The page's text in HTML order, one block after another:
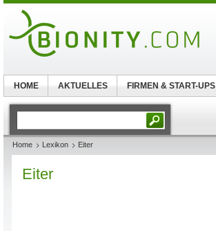
Home Lexikon Eiter
Eiter
HOME AKTUELLES FIRMEN & START-UPS